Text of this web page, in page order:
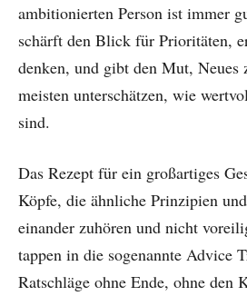
ambitionierten Person ist immer
schärft den Blick für Prioritäten,
denken, und gibt den Mut, Neues
meisten unterschätzen, wie
sind.
Das Rezept für ein großartiges
Köpfe, die ähnliche Prinzipien
einander zuhören und nicht
tappen in die sogenannte Advice
Ratschläge ohne Ende, ohne den